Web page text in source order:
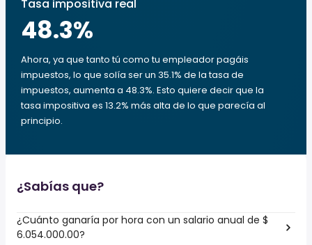
Tasa impositiva real
48.3%
Ahora, ya que tanto tú como tu empleador pagáis
impuestos, lo que solía ser un 35.1% de la tasa de
impuestos, aumenta a 48.3%. Esto quiere decir que la
tasa impositiva es 13.2% más alta de lo que parecía al
principio.
¿Sabías que?
¿Cuánto ganaría por hora con un salario anual de $
6.054.000.00?